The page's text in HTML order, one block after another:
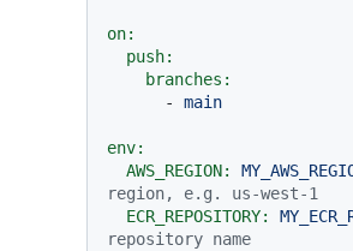
on:
push:
branches:
-
main
env:
AWS_REGION:
region, e.g. us-west-1
ECR_REPOSITORY:
repository name